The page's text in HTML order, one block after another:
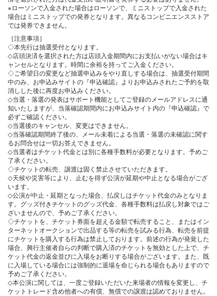
※ローソンで入金された場合はローソンで、ミニストップで入金された
場合はミニストップでの発券となります。異なるコンビニエンスストア
では発券できません。
［注意事項］
◇本先行は抽選受付となります。
◇店頭決済を選択された方は店頭入金期間内にお支払いがない場合はキ
ャンセルとなります。時間に余裕を持ってご入金ください。
◇ご希望日の変更など抽選申込みをやり直しする場合は、抽選受付期間
中のみ、お申込みサイトの『申込確認』よりお申込みされたご予約を取
消しした後に再度お申込みください。
◇当選・落選の発表はサポート機能としてご登録のメールアドレスに通
知いたしますが、当落確認期間内にお申込みサイト内の『申込確認』で
必ずご確認ください。
◇当選後のキャンセル、変更はできません。
◇当落確認期間終了後の、メール未着による当選・落選の未確認に関す
るお問合せは一切お答えできません。
◇当選者はチケット代金とは別に各種手数料が必要となります。予めご
了承ください。
◇チケットの転売、譲渡は固く禁止させていただきます。
◇天候や災害等により、止むを得ず公演が延期や中止となる場合がござ
います。
◇公演が中止・延期となった場合、払戻しはチケット代金のみとなりま
す。グッズ付きチケットのグッズ代金、各種手数料は払戻し対象ではご
ざいませんので、予めご了承ください。
◇チケットを、チケット券面を超える金額で転売すること、またはイン
ターネットオークションで出品する等の転売を試みる行為、転売を前提
にチケットを購入する行為は禁止しております。前述の行為が発覚した
場合、興行主催者自らの判断で購入済のチケットを無効とした上で、チ
ケット代金の返金並びに入場をお断りする場合がございます。また、既
に入場している場合には強制的に退場を命じられる場合もありますので
予めご了承ください。
◇本公演に関しては、一度ご登録いただいた来場者の情報を変更し、チ
ケットトレード含め他者への有償、無償での譲渡は認めておりません。